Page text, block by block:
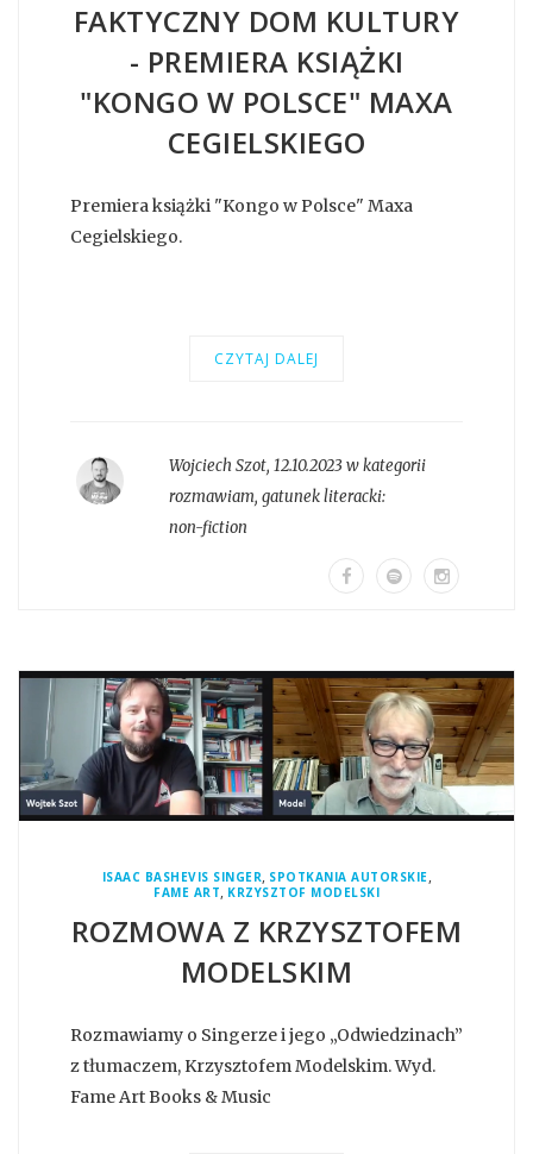
FAKTYCZNY DOM KULTURY
- PREMIERA KSIĄŻKI
"KONGO W POLSCE" MAXA
CEGIELSKIEGO
Premiera książki "Kongo w Polsce" Maxa
Cegielskiego.
CZYTAJ DALEJ
Wojciech Szot, 12.10.2023 w kategorii
rozmawiam, gatunek literacki:
non-fiction
ISAAC BASHEVIS SINGER, SPOTKANIA AUTORSKIE,
FAME ART, KRZYSZTOF MODELSKI
ROZMOWA Z KRZYSZTOFEM
MODELSKIM
Rozmawiamy o Singerze i jego „Odwiedzinach”
z tłumaczem, Krzysztofem Modelskim. Wyd.
Fame Art Books & Music